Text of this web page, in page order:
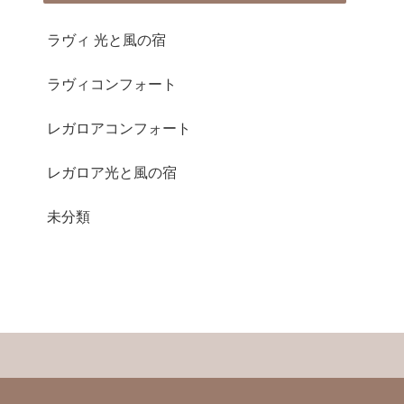
ラヴィ 光と風の宿
ラヴィコンフォート
レガロアコンフォート
レガロア光と風の宿
未分類